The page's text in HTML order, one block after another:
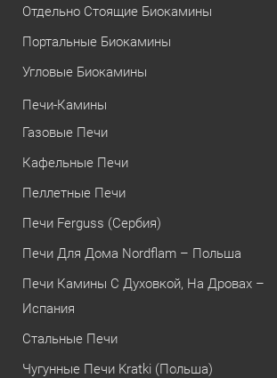
Отдельно Стоящие Биокамины
Портальные Биокамины
Угловые Биокамины
Печи-Камины
Газовые Печи
Кафельные Печи
Пеллетные Печи
Печи Ferguss (Сербия)
Печи Для Дома Nordflam – Польша
Печи Камины С Духовкой, На Дровах –
Испания
Стальные Печи
Чугунные Печи Kratki (Польша)